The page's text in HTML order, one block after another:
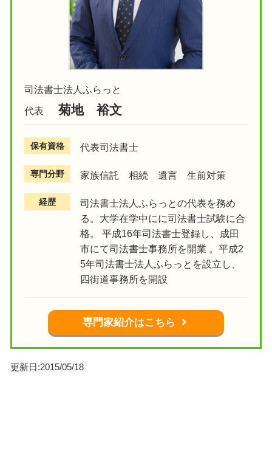
司法書士法人ふらっと
代表
菊地 裕文
保有資格 代表司法書士
専門分野 家族信託 相続 遺言 生前対策
経歴
司法書士法人ふらっとの代表を務め
る。大学在学中にに司法書士試験に合
格。 平成16年司法書士登録し、成田
市にて司法書士事務所を開業 。平成2
5年司法書士法人ふらっとを設立し、
四街道事務所を開設
専門家紹介はこちら
更新日:2015/05/18